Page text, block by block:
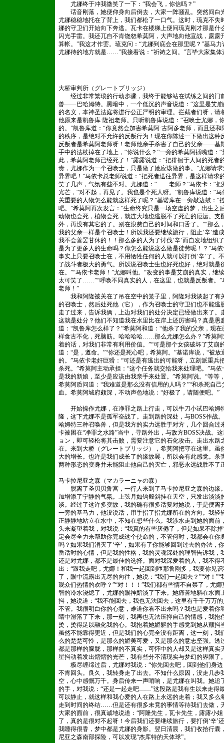
尤娜终于冲我微笑了一下：“我会飞，你信吗？”
话音刚落，她便仰身向后倒去，大家一阵骚乱。突然间白
尤娜稳稳地托在了背上，我们都松了一口气。这时，琉克不
娜的守卫们开始向下奔逃。瓦卡在楼梯上便问琉克刚才那是
闪光手雷。我还兀自不肯饶恕希莫阿，大声地向他宣战，露露
算帐。”我这才作罢。琉克问：“尤娜到底会在那里呢？”基马
尤娜待的地方就是……”我接着说：“祈祷之间。”言毕大家集体
大桥审判所（グレートブリッジ）
经过非常繁琐的行动步骤，我终于能够站在试练之间的门
兽——巴哈姆特。黑暗中，一个低沉的声音说道：“这里是艾
的名义，本神圣法庭将进行公正严明的审理。拦截者们呀，请
他原来是凯鲁库·隆祖老师。只听凯鲁库说道：“召唤士尤娜，
的。”凯鲁库道：“你竟然会加害希莫阿·古阿多老师，而且还
的秩序，是绝对不允许的反叛行为！现在你陈述一下做出这
反叛者是希莫阿老师呀！老师他亲手杀害了自己的父亲——
手中的法杖掉在了地上，“你说什么？”一旁的希莫阿插嘴道：
此，希莫阿老师已经死了！”露露说道：“把徘徊于人间的死
责，尤娜作为一个召唤士，只是做了她应该做的事。”尤娜请
异界吧！”马依卡总老师说道：“把死者送往异界，是这样请求
笑了几声，气氛有些不对。尤娜道：“……老师？”马依卡：“
光芒，“对不起，再见了。我也是个死人呀。”凯鲁库说道：“
关重要的人物怎么能就这样死了呢？”基诺库在一旁敲边鼓：
吧。”希莫阿再次发言：“生命终究只是一场空虚的梦，出生之
动物也会死，植物会死，就连大地也逃脱不了死亡的厄运。
外，再没有其它的了。别在浪费自己的时间和口舌了。”“那么
我的父亲一样是个召唤士！所以我还要继续旅行，阻止‘辛’造
我不会善罢甘休的！！那么多的人为了讨伐‘辛’而自发地组织
是为了更多人的生命吗？你怎么能说这么做是徒劳呢！？”马
事实上只要召唤士在，不用牺牲任何的人就可以打倒‘辛’了。
了战斗者极大的勇气。所以说召唤士生也好死也好，绝对就
在。”“马依卡老师！”尤娜叫他。“改变的事是艾崩的真实，继
太可笑了……”“呼唤不同真实的人，在这里，也就是反叛者。
老师！”
我和阿隆被关在了吊在空中的笼子里，阿隆对我谈起了有
的召唤士，然后处死他（它），作为召唤士的守卫们也不能
走了过来，告诉我俩，上边对我们的处分决定已经做出来了
这就是处分？他们不知道我在水里比在岸上还厉害吗？真是
道：“凯鲁库怎么样了？”希莫阿和道：“他杀了我的父亲，现
样食古不化，死脑筋。哈哈哈哈……那么尤娜怎么办？”希莫
着的话，对我们非常有利用价值。”“可是那个女孩破坏了艾崩
道：“是，遵命。”“你还是死心吧，希莫阿。”基诺库说，“被
的。”马依卡老奸巨猾：“可还是有逃出的可能呀，立刻派重
杀死。”希莫阿主动承担：“这个任务就交给我来处理吧。”马
是我的新娘，至少是应该由我亲手来处置。”希莫阿说。“等等
希莫阿质问道：“我难道是那么没有信用的人吗？”“和杀死自
血。希莫阿城府颇深，不动声色地说：“好极了，请随便吧。”
开始操作尤娜，在净罪之路上行走，可以牛刀小试巴哈姆
隆，这下尤娜不是孤军奋战了。走到路的深处，与BOSS作战
哈姆特三种召唤兽，但是我方的实力远胜于对方，几个回合
卡被困在“净罪之水路”当中，寻路外出，与敌方BOSS决战。
ョン，即可轻松将其击败，需要注意它的石化攻击。走出水
在。来到大桥（グレートブリッジ），希莫阿把守在这里。
大的增长。也许是我们成长了的缘故罢，所以会有此感觉。
两种形态的变身并未能阻止他自己的灭亡，邪恶永远战胜不了
马卡拉尼亚之森（マカラーニャの森）
脱离了圣贝贝鲁宫，一行人来到了马卡拉尼亚之森的边缘
加增添了宁静的气氛。上弦月如钩般斜挂在天空，只发出淡
谈。经过了这许多变故，我的确有很多话要对她说，于是便
一旁的基马力，他没说话，用手指了指尤娜所在的方向。我
正静静地站立在水中，不知在想些什么。我涉水走到她的面前
头来凝望着我，对我说：“我真的有些厌倦了，但是如果不除
定会尽全力来帮助你完成这个使命的，不管何时，我都会在你
吗？如果我们消灭了‘辛’，如果有了你能够回到过去的办法，
番话时的心情，但是我的性格，我的灵魂深处的理智告诉我
还是对尤娜，都不是最佳的选择。面对我深爱着的人，我不
出：“跟我走吧，尤娜！和我一起回到匝那鲁刚多，我要你见
了，眼中流露出无尽的向往，她说：“我们一起回去？”“对！
观众们热情的欢呼？”“对！！！”我们都有些情不自禁了，尤
智的冷水浇熄了，尤娜的眼神黯淡了下来。她痛苦地躺在水
抖，她说道：“我不能回去，我也无法回去，这里有千千万万
不管。我很明白你的心意，难道你看不出来吗？我也是爱着
睛中滑落了下来，那一刻，我再也无法压抑自己的情感，我
烫，烫得足以融化我的心。我抱着她娇躯的手感觉到她从颤
虽然不能靠得更近，但是我们的心完全没有距离，这一刻，
么的楚楚可怜，是那么的娇美可爱，又是那么的意志坚强。
都是那样的朦胧，那样的不真实，可怀中的人却又是这样真
星抖动着发出熠熠的光芒，我有些分不清现实与梦幻的界限了
极尽缠绵过后，尤娜对我说：“你先回去吧，回到他们身边
不肯回头。良久，我转身走了出去。不知什么原因，没走几
空，心中感慨万千。身后传来一声哨响，是尤娜在叫我。她
的手，对我说：“还是一起走吧……”这段路是我有生以来走得
可以静止，就这样和我心爱的人在路上永远的走着；我又多
走到时间的终结……但是还有很多未竟的事情等待我们去做，
大家的面前，很真诚地说道：“阿隆先生，瓦卡先生，露露小
了，真的是很对不起呀！今后我们还要继续旅行，要打倒‘辛’
我睡得很香，梦中都是尤娜的身影。翌日清晨，我们收拾行
尼亚之森南部探险，可以发现“杰库特的天体球”。